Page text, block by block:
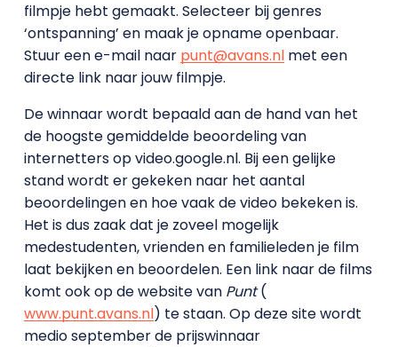
filmpje hebt gemaakt. Selecteer bij genres
‘ontspanning’ en maak je opname openbaar.
Stuur een e-mail naar punt@avans.nlmet een
directe link naar jouw filmpje.
De winnaar wordt bepaald aan de hand van het
de hoogste gemiddelde beoordeling van
internetters op video.google.nl. Bij een gelijke
stand wordt er gekeken naar het aantal
beoordelingen en hoe vaak de video bekeken is.
Het is dus zaak dat je zoveel mogelijk
medestudenten, vrienden en familieleden je film
laat bekijken en beoordelen. Een link naar de films
komt ook op de website van Punt(
www.punt.avans.nl) te staan. Op deze site wordt
medio september de prijswinnaar